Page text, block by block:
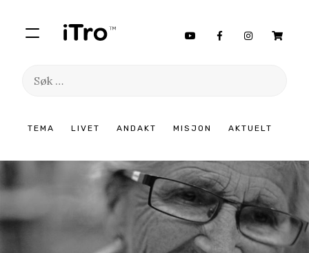
TEMA LIVET ANDAKT MISJON AKTUELT
Søk
innhold